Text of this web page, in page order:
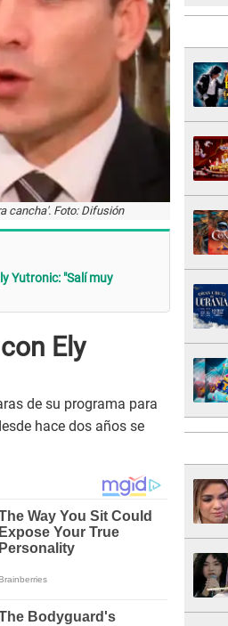
cancha'. Foto: Difusión
Yutronic: "Salí muy
Ely
de su programa para
hace dos años se